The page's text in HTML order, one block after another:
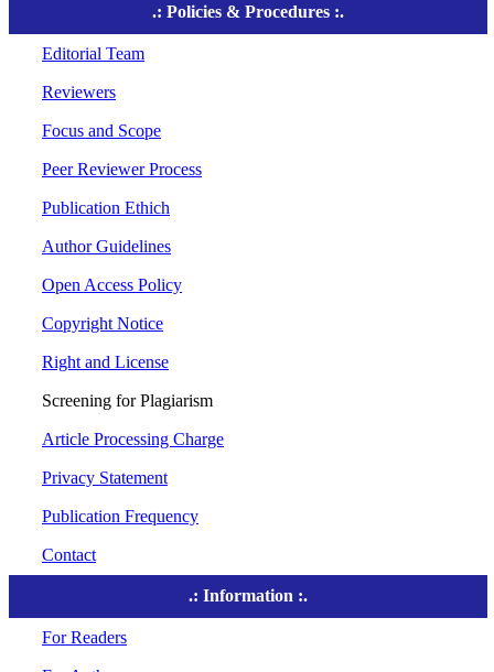
.: Policies & Procedures :.
Editorial Team
Reviewers
Focus and Scope
Peer Reviewer Process
Publication Ethich
Author Guidelines
Open Access Policy
Copyright Notice
Right and License
Screening for Plagiarism
Article Processing Charge
Privacy Statement
Publication Frequency
Contact
.: Information :.
For Readers